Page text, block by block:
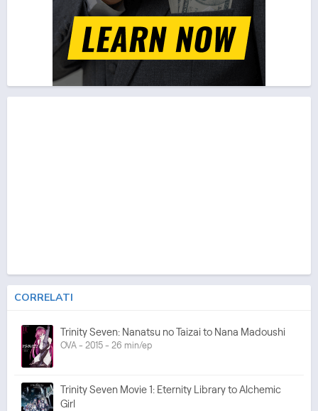
CORRELATI
Trinity Seven: Nanatsu no Taizai to Nana Madoushi
OVA - 2015 - 26 min/ep
Trinity Seven Movie 1: Eternity Library to Alchemic
Girl